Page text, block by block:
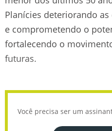
Planícies deteriorando
e comprometendo o
fortalecendo o
futuras.
Você precisa ser um